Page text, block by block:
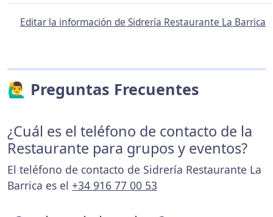
Editar la información de Sidrería Restaurante La Barrica
🙋‍♂️ Preguntas Frecuentes
¿Cuál es el teléfono de contacto de la
Restaurante para grupos y eventos?
El teléfono de contacto de Sidrería Restaurante La
Barrica es el +34 916 77 00 53